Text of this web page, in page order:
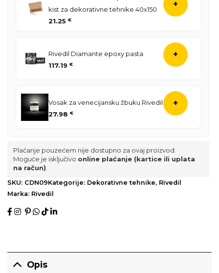
kist za dekorativne tehnike 40x150
21.25 €
+
Rivedil Diamante epoxy pasta
117.19 €
+
Vosak za venecijansku žbuku Rivedil
27.98 €
+
Plaćanje pouzećem nije dostupno za ovaj proizvod.
Moguće je isključivo online plaćanje (kartice ili uplata
na račun).
SKU: CDN09Kategorije: Dekorativne tehnike, Rivedil
Marka: Rivedil
Opis